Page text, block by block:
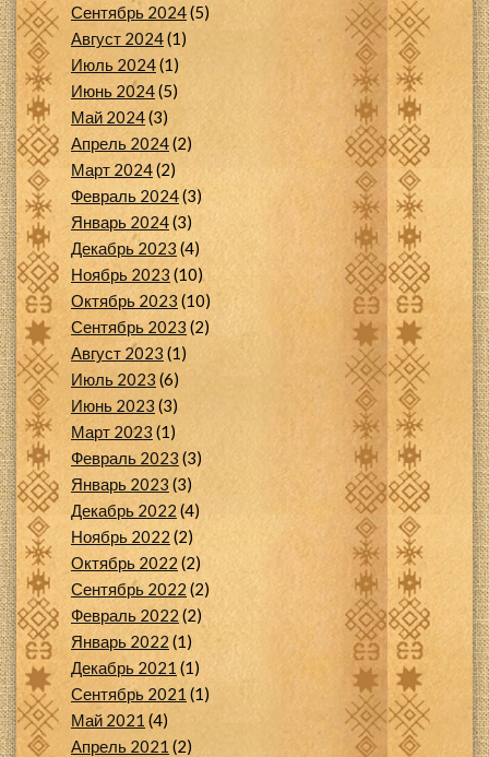
Сентябрь 2024(5)
Август 2024(1)
Июль 2024(1)
Июнь 2024(5)
Май 2024(3)
Апрель 2024(2)
Март 2024(2)
Февраль 2024(3)
Январь 2024(3)
Декабрь 2023(4)
Ноябрь 2023 (10)
Октябрь 2023 (10)
Сентябрь 2023 (2)
Август 2023 (1)
Июль 2023 (6)
Июнь 2023 (3)
Март 2023 (1)
Февраль 2023 (3)
Январь 2023 (3)
Декабрь 2022 (4)
Ноябрь 2022 (2)
Октябрь 2022(2)
Сентябрь 2022 (2)
Февраль 2022 (2)
Январь 2022 (1)
Декабрь 2021 (1)
Сентябрь 2021 (1)
Май 2021 (4)
Апрель 2021 (2)